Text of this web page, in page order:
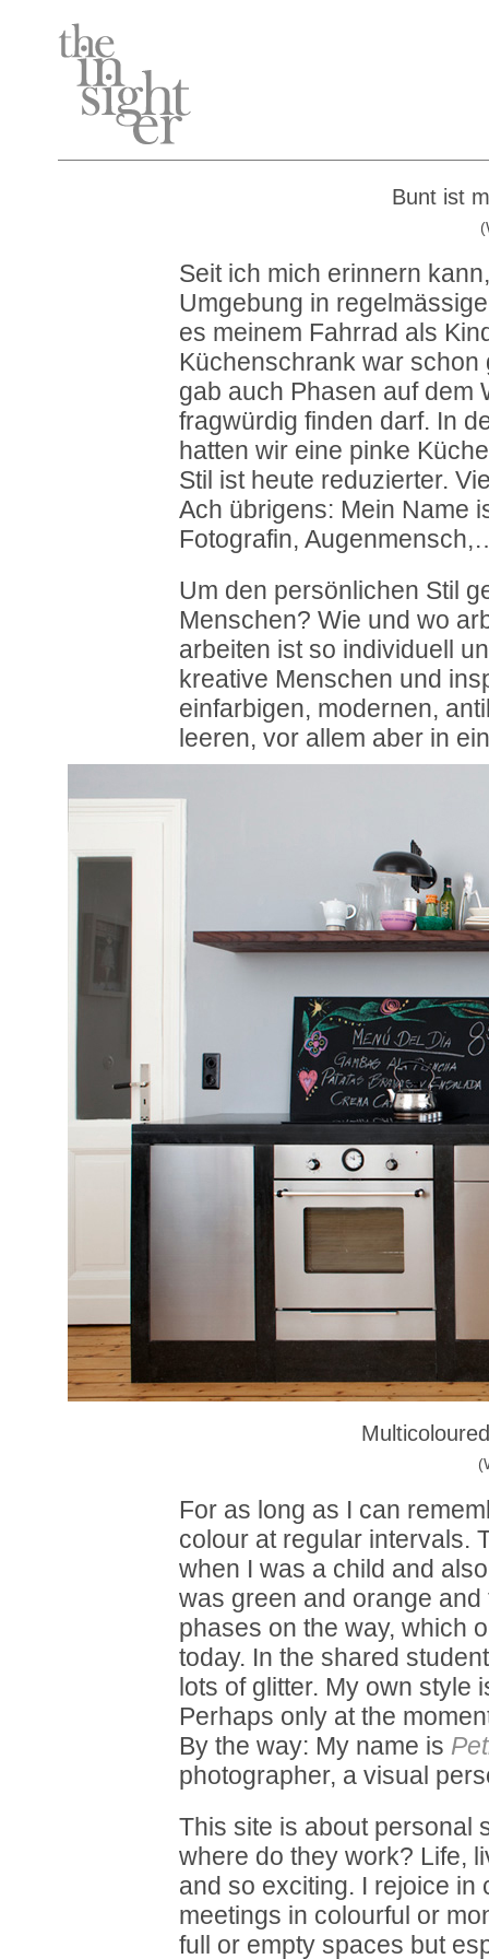
Bunt ist
Seit ich mich erinnern
Umgebung in
es meinem Fahrrad als
Küchenschrank war
gab auch Phasen auf dem
fragwürdig finden darf. In
hatten wir eine pinke
Stil ist heute reduzierter.
Ach übrigens: Mein Name
Fotografin,
Um den persönlichen Stil
Menschen? Wie und wo
arbeiten ist so individuell
kreative Menschen und
einfarbigen, modernen,
leeren, vor allem aber in
For as long as I can
colour at regular intervals.
when I was a child and
was green and orange
phases on the way, which
today. In the shared
lots of glitter. My own style
Perhaps only at the
By the way: My name is
photographer, a visual
This site is about personal
where do they work? Life,
and so exciting. I rejoice
meetings in colourful or
full or empty spaces but